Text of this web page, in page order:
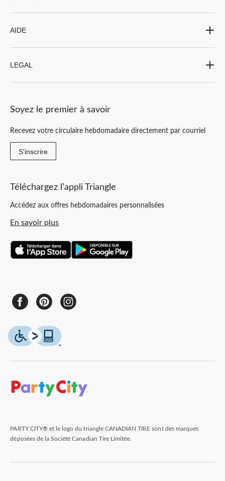
AIDE
LEGAL
Soyez le premier à savoir
Recevez votre circulaire hebdomadaire directement par courriel
S'inscrire
Téléchargez l’appli Triangle
Accédez aux offres hebdomadaires personnalisées
En savoir plus
PARTY CITY® et le logo du triangle CANADIAN TIRE sont des marques
déposées de la Société Canadian Tire Limitée.